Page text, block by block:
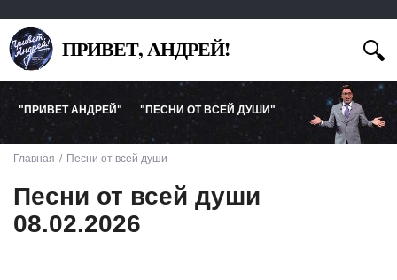
ПРИВЕТ, АНДРЕЙ!
"ПРИВЕТ АНДРЕЙ" "ПЕСНИ ОТ ВСЕЙ ДУШИ"
Главная Песни от всей души
Песни от всей души
08.02.2026